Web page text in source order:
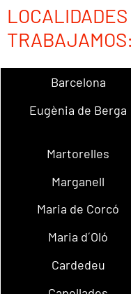
TRABAJAMOS:
Barcelona
Eugènia de Berga
Martorelles
Marganell
Maria de Corcó
Maria d´Oló
Cardedeu